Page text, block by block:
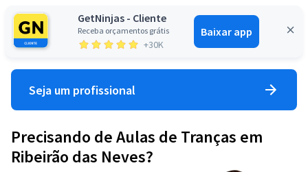
GetNinjas - Cliente
Receba orçamentos grátis
+30K
Baixar app
Entrar
Seja um profissional
Precisando de Aulas de Tranças em
Ribeirão das Neves?